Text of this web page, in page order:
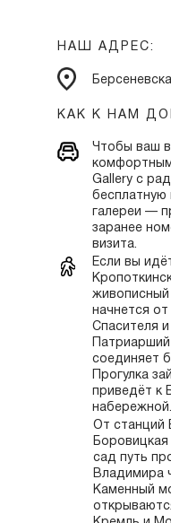
НАШ АДРЕС:
КАК К НАМ
Чтобы ваш
Gallery с
бесплатную
галереи —
заранее
визита.
Если вы
начнется
Спасителя
соединяет
Прогулка
приведёт к
набережной.
От станций
сад путь
Владимира
Каменный